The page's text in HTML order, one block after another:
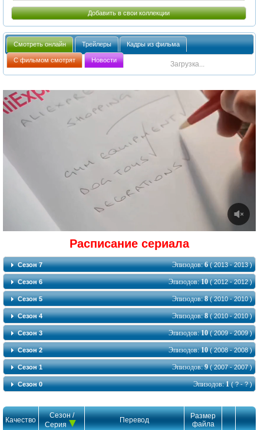
Добавить в свои коллекции
Смотреть онлайн Трейлеры Кадры из фильма
С фильмом смотрят Новости Загрузка...
Расписание сериала
Сезон 7 Эпизодов:6( 2013 - 2013 )
Сезон 6 Эпизодов:10( 2012 - 2012 )
Сезон 5 Эпизодов:8( 2010 - 2010 )
Сезон 4 Эпизодов:8( 2010 - 2010 )
Сезон 3 Эпизодов:10( 2009 - 2009 )
Сезон 2 Эпизодов:10( 2008 - 2008 )
Сезон 1 Эпизодов:9( 2007 - 2007 )
Сезон 0 Эпизодов:1( ? - ? )
Качество
Сезон /
Серия
Перевод
Размер
файла